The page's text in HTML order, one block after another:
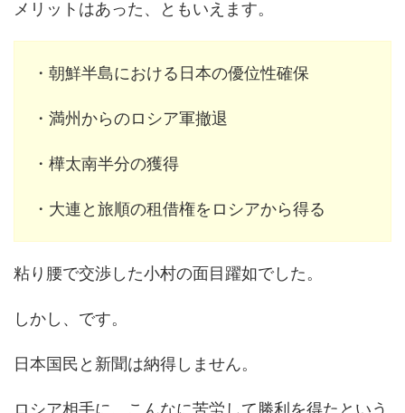
メリットはあった、ともいえます。
・朝鮮半島における日本の優位性確保
・満州からのロシア軍撤退
・樺太南半分の獲得
・大連と旅順の租借権をロシアから得る
粘り腰で交渉した小村の面目躍如でした。
しかし、です。
日本国民と新聞は納得しません。
ロシア相手に、こんなに苦労して勝利を得たという